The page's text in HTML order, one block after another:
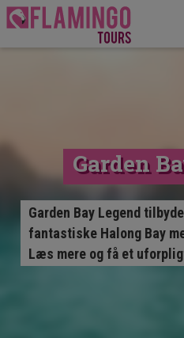
Garden
Garden Bay Legend
fantastiske Halong Bay
Læs mere og få et